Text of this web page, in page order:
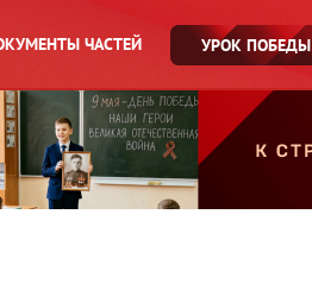
ЧАСТЕЙ УРОК ПОБЕДЫ